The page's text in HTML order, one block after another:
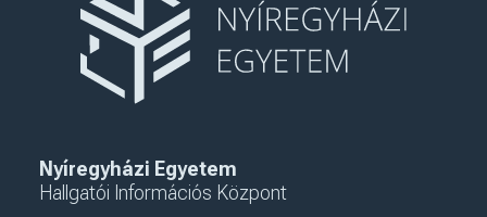
Nyíregyházi Egyetem
Hallgatói Információs Központ